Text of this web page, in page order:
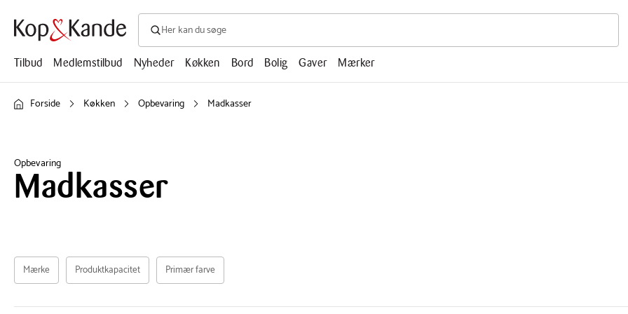
Søg efter produkter, artikler, opskrifter, mm.
Søg
efter
artikler,
Tilbud
Medlemstilbud Nyheder Køkken Bord Bolig Gaver Mærker
Forside Køkken Opbevaring Madkasser
Opbevaring
Madkasser
Mærke Produktkapacitet Primær farve